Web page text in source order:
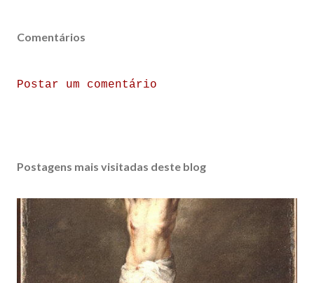
Comentários
Postar um comentário
Postagens mais visitadas deste blog